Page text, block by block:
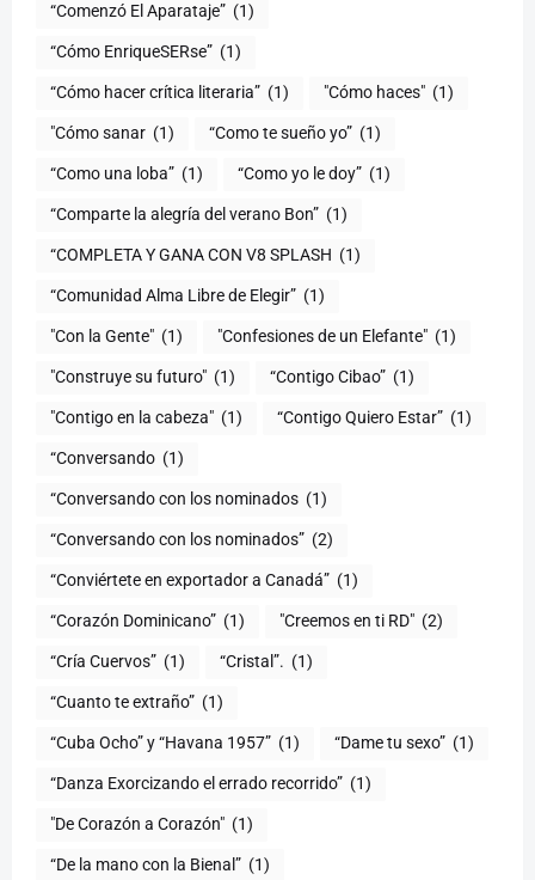
“Comenzó El Aparataje” (1)
“Cómo EnriqueSERse” (1)
(1) "Cómo haces" (1)
"Cómo sanar (1) “Como te sueño yo” (1)
“Como una loba” (1) “Como yo le doy” (1)
“Comparte la alegría del verano Bon” (1)
“COMPLETA Y GANA CON V8 SPLASH (1)
“Comunidad Alma Libre de Elegir” (1)
"Con la Gente" (1) "Confesiones de un Elefante" (1)
"Construye su futuro" (1) “Contigo Cibao” (1)
"Contigo en la cabeza" (1) “Contigo Quiero Estar” (1)
“Conversando (1)
“Conversando con los nominados (1)
“Conversando con los nominados” (2)
“Conviértete en exportador a Canadá” (1)
“Corazón Dominicano” (1) "Creemos en ti RD" (2)
“Cría Cuervos” (1) “Cristal”. (1)
“Cuanto te extraño” (1)
“Cuba Ocho” y “Havana 1957” (1) “Dame tu sexo” (1)
“Danza Exorcizando el errado recorrido” (1)
"De Corazón a Corazón" (1)
(1)